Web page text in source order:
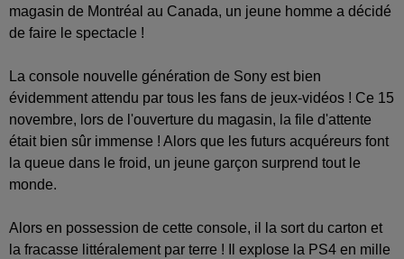
magasin de Montréal au Canada, un jeune homme a décidé
de faire le spectacle !
La console nouvelle génération de Sony est bien
évidemment attendu par tous les fans de jeux-vidéos ! Ce 15
novembre, lors de l'ouverture du magasin, la file d'attente
était bien sûr immense ! Alors que les futurs acquéreurs font
la queue dans le froid, un jeune garçon surprend tout le
monde.
Alors en possession de cette console, il la sort du carton et
la fracasse littéralement par terre ! Il explose la PS4 en mille